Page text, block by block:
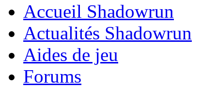
Accueil Shadowrun
Actualités Shadowrun
Aides de jeu
Forums